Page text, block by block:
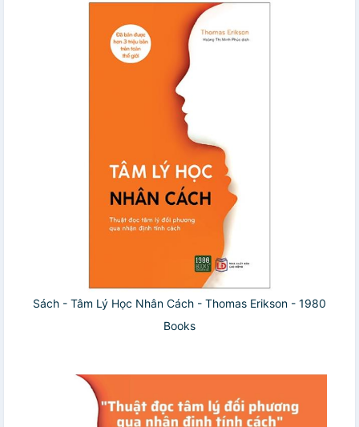
Sách - Tâm Lý Học Nhân Cách - Thomas Erikson - 1980
Books